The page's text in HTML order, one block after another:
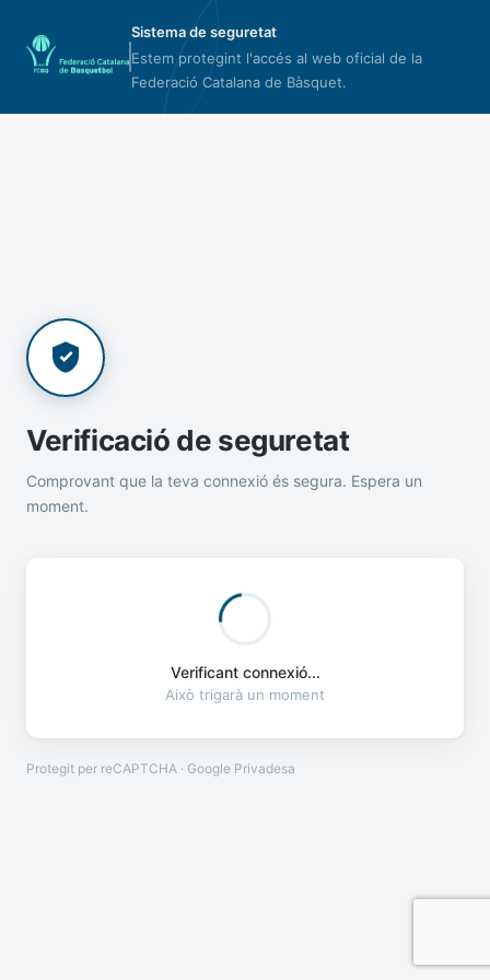
Sistema de seguretat
Estem protegint l'accés al web oficial de la
Federació Catalana de Bàsquet.
Verificació de seguretat
Comprovant que la teva connexió és segura. Espera un
moment.
Verificant connexió...
Això trigarà un moment
Protegit per reCAPTCHA · Google Privadesa